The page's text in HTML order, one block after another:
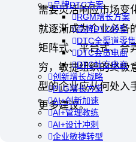
品牌DTC方案
RGM增长方案
品牌DTC转型
DTC全渠道零售
DTC会员电商
DTC社交电商
创新增长战略
PLG增长方案
AI+创新加速
AI+管理教练
AI+设计冲刺
企业敏捷转型
需要灵活响应市场变
就逐渐成为企业必备
矩阵式、平台式、合
穷，敏捷组织的终极
型的企业应从何处入
更多建议。